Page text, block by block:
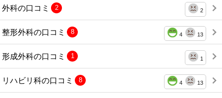
外科の口コミ 2
2
整形外科の口コミ 4 13
8
形成外科の口コミ 1
1
リハビリ科の口コミ 4 13
8